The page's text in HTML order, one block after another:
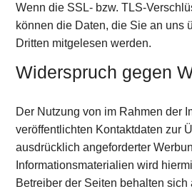
Wenn die SSL- bzw. TLS-
können die Daten, die Sie an uns
Dritten mitgelesen werden.
Widerspruch gegen
Der Nutzung von im Rahmen der
veröffentlichten Kontaktdaten zur
ausdrücklich angeforderter
Informationsmaterialien wird
Betreiber der Seiten behalten sich